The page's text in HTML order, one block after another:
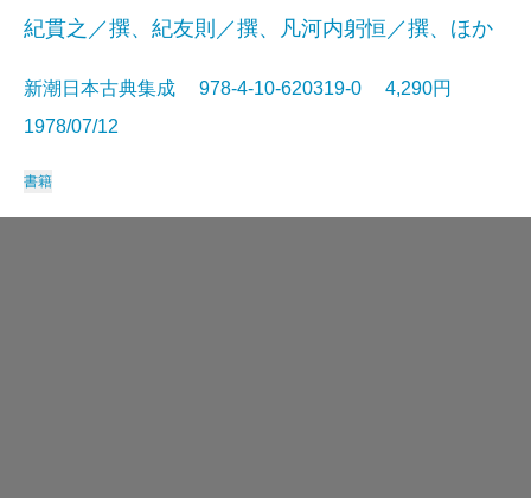
紀貫之／撰、紀友則／撰、凡河内躬恒／撰、ほか
新潮日本古典集成 978-4-10-620319-0 4,290円
1978/07/12
書籍